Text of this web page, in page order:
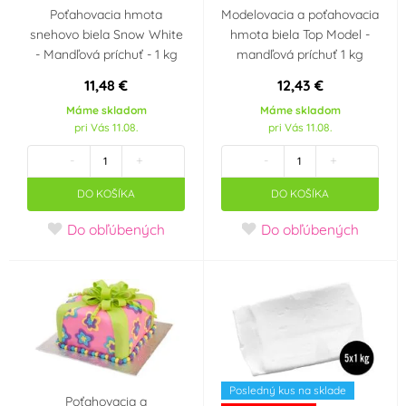
Svatba Minecraft
Veľká noc Jednorožec - Unicorn
Barbie
Frozen - Ledové
království
Minions - Mimoni Auta - Cars
Halloween
Příchuť
čokoláda
Poťahovacia hmota
snehovo biela Snow White
- Mandľová príchuť - 1 kg
11,48 €
Máme skladom
pri Vás 11.08.
- +
DO KOŠÍKA
Do obľúbených
Modelovacia a poťahovacia
hmota biela Top Model -
mandľová príchuť 1 kg
12,43 €
Máme skladom
pri Vás 11.08.
- +
DO KOŠÍKA
Do obľúbených
Poťahovacia a
Posledný kus na sklade